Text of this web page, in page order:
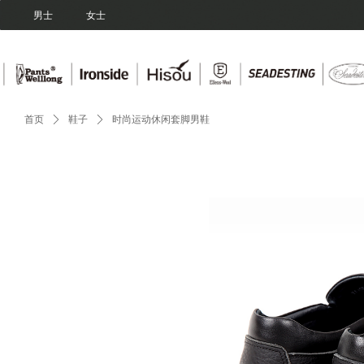
首页 ꄲ 鞋子 ꄲ 时尚运动休闲套脚男鞋
女士
男士
Control Render